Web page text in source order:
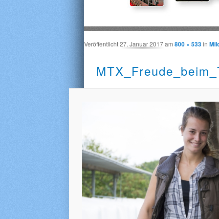
Veröffentlicht27. Januar 2017am 800 × 533in